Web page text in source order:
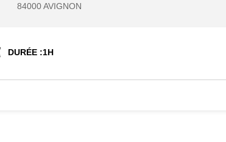
84000 AVIGNON
DURÉE :1H